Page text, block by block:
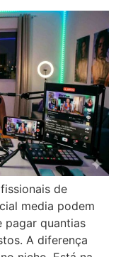
de
media podem
pagar quantias
A diferença